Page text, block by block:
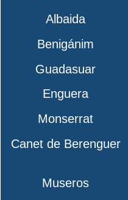
Albaida
Benigánim
Guadasuar
Enguera
Monserrat
Canet de Berenguer
Museros